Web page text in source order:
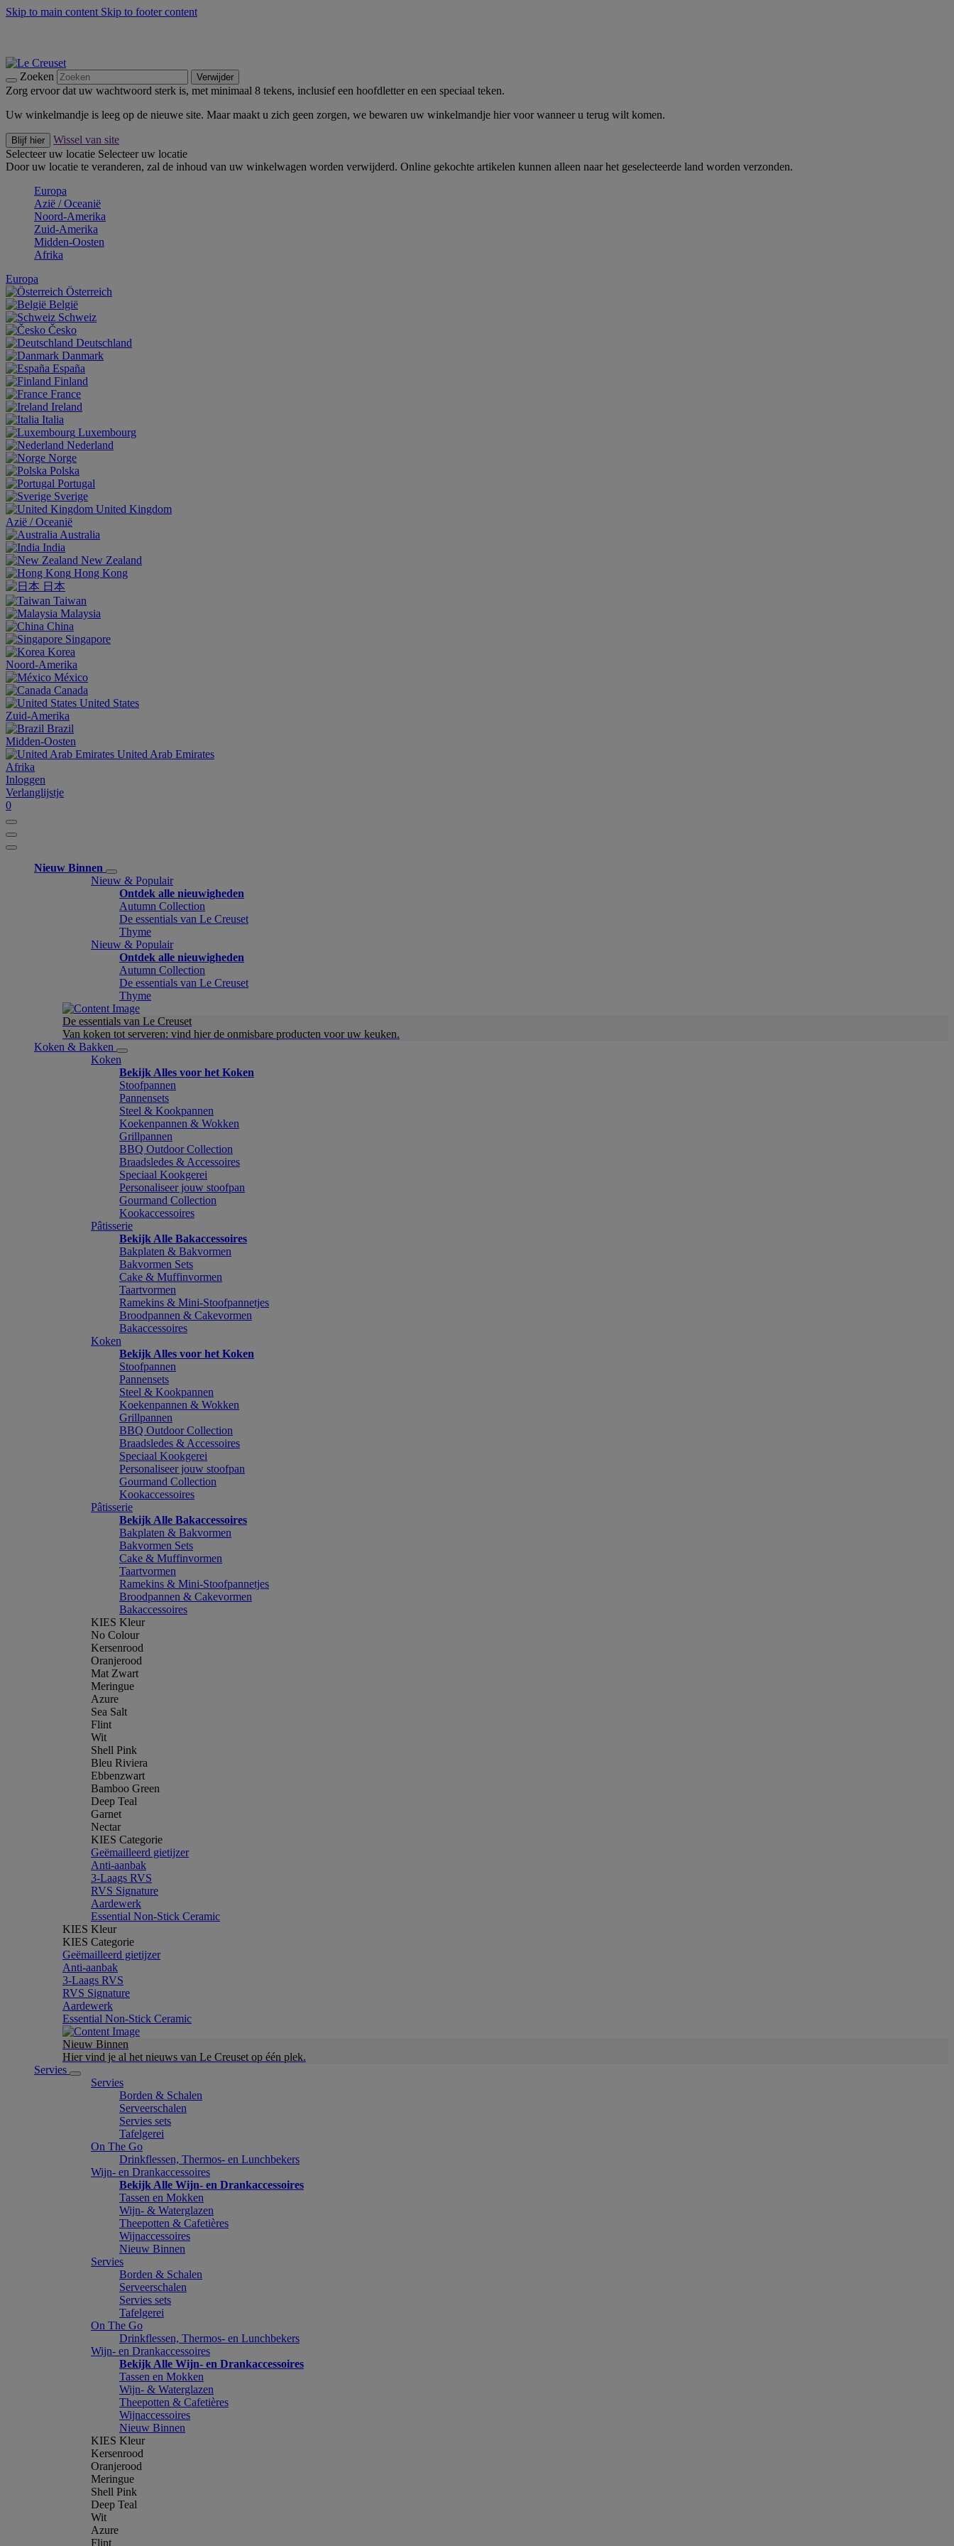
Skip to main content Skip to footer content
Zoeken Verwijder
Zorg ervoor dat uw wachtwoord sterk is, met minimaal 8 tekens, inclusief een hoofdletter en een speciaal teken.
Uw winkelmandje is leeg op de nieuwe site. Maar maakt u zich geen zorgen, we bewaren uw winkelmandje hier voor wanneer u terug wilt komen.
Blijf hier
Wissel van site
Selecteer uw locatie Selecteer uw locatie
Door uw locatie te veranderen, zal de inhoud van uw winkelwagen worden verwijderd. Online gekochte artikelen kunnen alleen naar het geselecteerde land worden verzonden.
Europa
Aziё / Oceaniё
Noord-Amerika
Zuid-Amerika
Midden-Oosten
Afrika
Europa
Österreich
België
Schweiz
Česko
Deutschland
Danmark
España
Finland
France
Ireland
Italia
Luxembourg
Nederland
Norge
Polska
Portugal
Sverige
United Kingdom
Aziё / Oceaniё
Australia
India
New Zealand
Hong Kong
日本
Taiwan
Malaysia
China
Singapore
Korea
Noord-Amerika
México
Canada
United States
Zuid-Amerika
Brazil
Midden-Oosten
United Arab Emirates
Afrika
Inloggen
Verlanglijstje
0
Nieuw Binnen
Nieuw & Populair
Ontdek alle nieuwigheden
Autumn Collection
De essentials van Le Creuset
Thyme
Nieuw & Populair
Ontdek alle nieuwigheden
Autumn Collection
De essentials van Le Creuset
Thyme
De essentials van Le Creuset
Van koken tot serveren: vind hier de onmisbare producten voor uw keuken.
Koken & Bakken
Koken
Bekijk Alles voor het Koken
Stoofpannen
Pannensets
Steel & Kookpannen
Koekenpannen & Wokken
Grillpannen
BBQ Outdoor Collection
Braadsledes & Accessoires
Speciaal Kookgerei
Personaliseer jouw stoofpan
Gourmand Collection
Kookaccessoires
Pâtisserie
Bekijk Alle Bakaccessoires
Bakplaten & Bakvormen
Bakvormen Sets
Cake & Muffinvormen
Taartvormen
Ramekins & Mini-Stoofpannetjes
Broodpannen & Cakevormen
Bakaccessoires
Koken
Bekijk Alles voor het Koken
Stoofpannen
Pannensets
Steel & Kookpannen
Koekenpannen & Wokken
Grillpannen
BBQ Outdoor Collection
Braadsledes & Accessoires
Speciaal Kookgerei
Personaliseer jouw stoofpan
Gourmand Collection
Kookaccessoires
Pâtisserie
Bekijk Alle Bakaccessoires
Bakplaten & Bakvormen
Bakvormen Sets
Cake & Muffinvormen
Taartvormen
Ramekins & Mini-Stoofpannetjes
Broodpannen & Cakevormen
Bakaccessoires
KIES Kleur
No Colour
Kersenrood
Oranjerood
Mat Zwart
Meringue
Azure
Sea Salt
Flint
Wit
Shell Pink
Bleu Riviera
Ebbenzwart
Bamboo Green
Deep Teal
Garnet
Nectar
KIES Categorie
Geëmailleerd gietijzer
Anti-aanbak
3-Laags RVS
RVS Signature
Aardewerk
Essential Non-Stick Ceramic
KIES Kleur
KIES Categorie
Geëmailleerd gietijzer
Anti-aanbak
3-Laags RVS
RVS Signature
Aardewerk
Essential Non-Stick Ceramic
Nieuw Binnen
Hier vind je al het nieuws van Le Creuset op één plek.
Servies
Servies
Borden & Schalen
Serveerschalen
Servies sets
Tafelgerei
On The Go
Drinkflessen, Thermos- en Lunchbekers
Wijn- en Drankaccessoires
Bekijk Alle Wijn- en Drankaccessoires
Tassen en Mokken
Wijn- & Waterglazen
Theepotten & Cafetières
Wijnaccessoires
Nieuw Binnen
Servies
Borden & Schalen
Serveerschalen
Servies sets
Tafelgerei
On The Go
Drinkflessen, Thermos- en Lunchbekers
Wijn- en Drankaccessoires
Bekijk Alle Wijn- en Drankaccessoires
Tassen en Mokken
Wijn- & Waterglazen
Theepotten & Cafetières
Wijnaccessoires
Nieuw Binnen
KIES Kleur
Kersenrood
Oranjerood
Meringue
Shell Pink
Deep Teal
Wit
Azure
Flint